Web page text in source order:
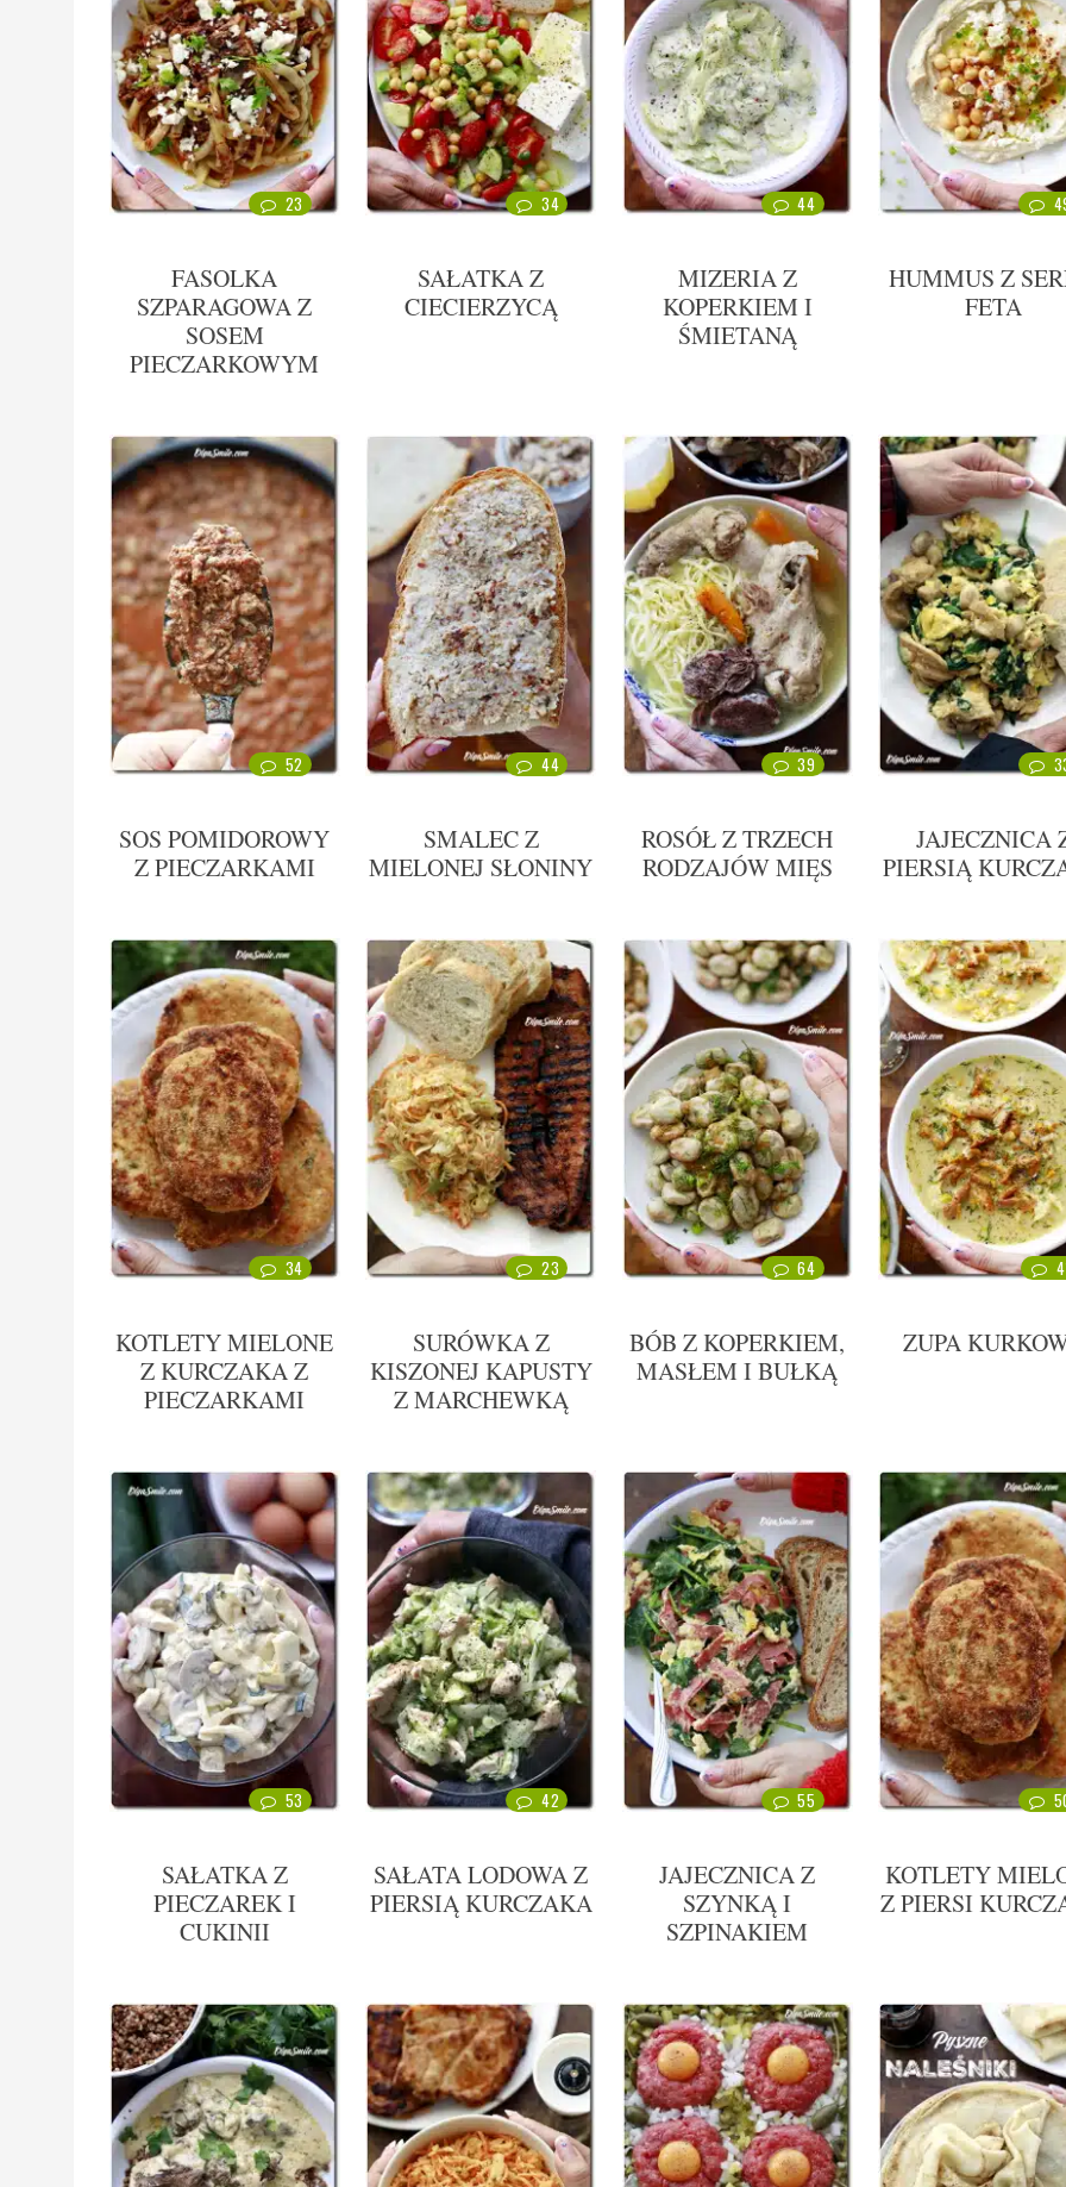
23
FASOLKA
SZPARAGOWA Z
SOSEM
PIECZARKOWYM
34
SAŁATKA Z
CIECIERZYCĄ
44
MIZERIA Z
KOPERKIEM I
ŚMIETANĄ
HUMMUS Z
FETA
52
SOS POMIDOROWY
Z PIECZARKAMI
44
SMALEC Z
MIELONEJ SŁONINY
39
ROSÓŁ Z TRZECH
RODZAJÓW MIĘS
JAJECZNICA
PIERSIĄ
34
KOTLETY MIELONE
Z KURCZAKA Z
PIECZARKAMI
23
SURÓWKA Z
KISZONEJ KAPUSTY
Z MARCHEWKĄ
64
BÓB Z KOPERKIEM,
MASŁEM I BUŁKĄ
ZUPA
53
SAŁATKA Z
PIECZAREK I
CUKINII
42
SAŁATA LODOWA Z
PIERSIĄ KURCZAKA
55
JAJECZNICA Z
SZYNKĄ I
SZPINAKIEM
KOTLETY
Z PIERSI